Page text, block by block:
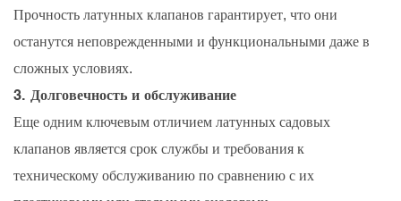
Прочность латунных клапанов гарантирует, что они
останутся неповрежденными и функциональными даже в
сложных условиях.
3. Долговечность и обслуживание
Еще одним ключевым отличием латунных садовых
клапанов является срок службы и требования к
техническому обслуживанию по сравнению с их